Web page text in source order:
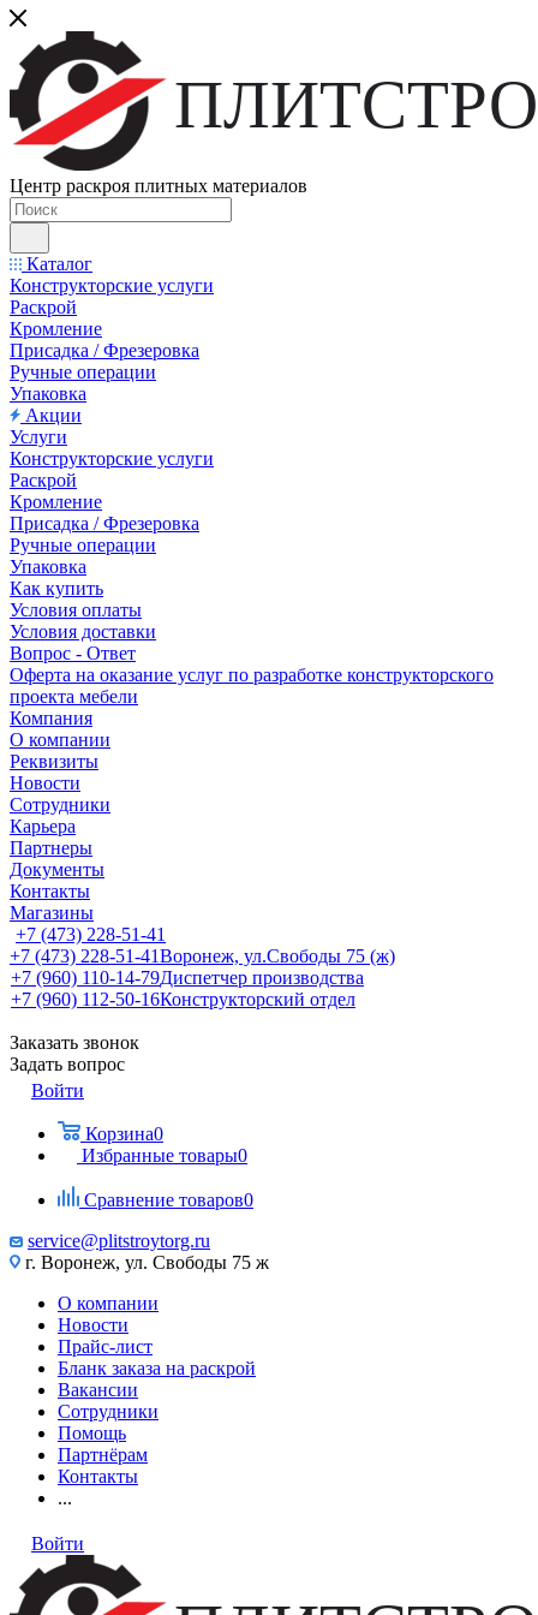
Центр раскроя плитных материалов
Каталог
Конструкторские услуги
Раскрой
Кромление
Присадка / Фрезеровка
Ручные операции
Упаковка
Акции
Услуги
Конструкторские услуги
Раскрой
Кромление
Присадка / Фрезеровка
Ручные операции
Упаковка
Как купить
Условия оплаты
Условия доставки
Вопрос - Ответ
Оферта на оказание услуг по разработке конструкторского
проекта мебели
Компания
О компании
Реквизиты
Новости
Сотрудники
Карьера
Партнеры
Документы
Контакты
Магазины
+7 (473) 228-51-41
+7 (473) 228-51-41Воронеж, ул.Свободы 75 (ж)
+7 (960) 110-14-79Диспетчер производства
+7 (960) 112-50-16Конструкторский отдел
Заказать звонок
Задать вопрос
Войти
Корзина0
Избранные товары0
Сравнение товаров0
service@plitstroytorg.ru
г. Воронеж, ул. Свободы 75 ж
О компании
Новости
Прайс-лист
Бланк заказа на раскрой
Вакансии
Сотрудники
Помощь
Партнёрам
Контакты
...
Войти